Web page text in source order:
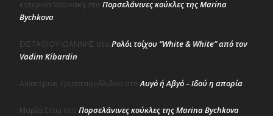
κατερινα Μαρκακη στο Πορσελάνινες κούκλες της Marina
Bychkova
ΕΥΣΤΑΘΙΟΥ ΙΩΑΝΝΗΣ στο Ρολόι τοίχου “White & White” από τον
Vadim Kibardin
Αικατερινη Τριανταφυλλιδου στοΑυγό ή Αβγό – Ιδού η απορία
Μαρία Σταμ στο Πορσελάνινες κούκλες της Marina Bychkova